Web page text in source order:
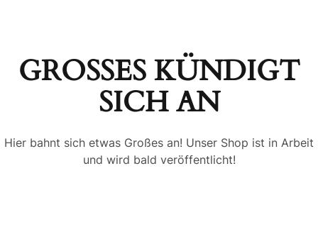
GROSSES KÜNDIGT S
ICH AN
Hier bahnt sich etwas Großes an! Unser Shop ist in Arbeit
und wird bald veröffentlicht!